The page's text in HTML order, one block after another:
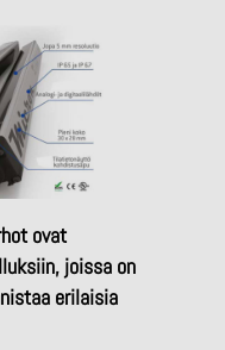
ovat
joissa on
erilaisia